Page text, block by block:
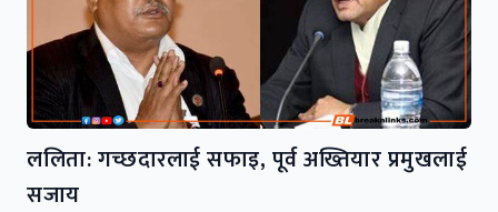
ललिता: गच्छदारलाई सफाइ, पूर्व अख्तियार प्रमुखलाई
सजाय